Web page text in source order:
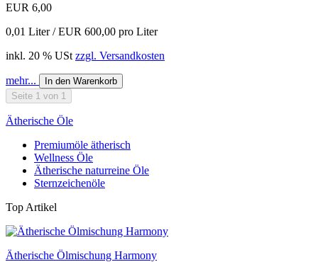
EUR 6,00
0,01 Liter / EUR 600,00 pro Liter
inkl. 20 % USt zzgl. Versandkosten
mehr...
In den Warenkorb
Seite 1 von 1
Ätherische Öle
Premiumöle ätherisch
Wellness Öle
Ätherische naturreine Öle
Sternzeichenöle
Top Artikel
Ätherische Ölmischung Harmony